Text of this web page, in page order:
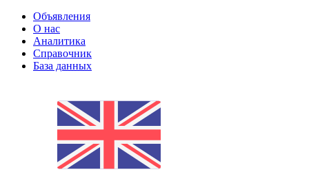
Объявления
О нас
Аналитика
Справочник
База данных